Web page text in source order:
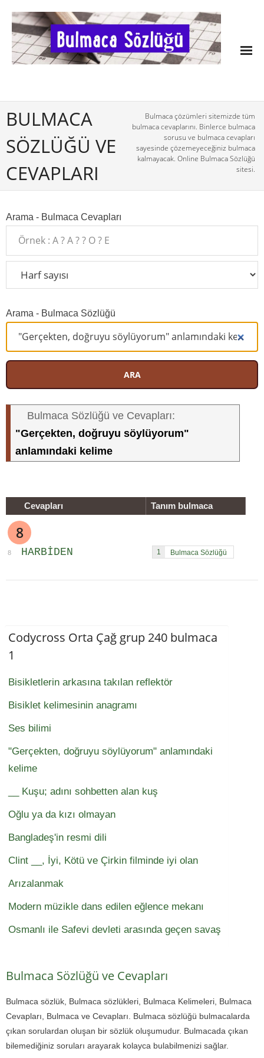
BULMACA
SÖZLÜĞÜ VE
CEVAPLARI
Bulmaca çözümleri sitemizde tüm
bulmaca cevaplarını. Binlerce bulmaca
sorusu ve bulmaca cevapları
sayesinde çözemeyeceğiniz bulmaca
kalmayacak. Online Bulmaca Sözlüğü
sitesi.
Arama - Bulmaca Cevapları
Arama - Bulmaca Sözlüğü
ARA
Bulmaca Sözlüğü ve Cevapları:
"Gerçekten, doğruyu söylüyorum"
anlamındaki kelime
Cevapları Tanım bulmaca
8
8 HARBIDEN 1
Codycross Orta Çağ grup 240 bulmaca
1
Bisikletlerin arkasına takılan reflektör
Bisiklet kelimesinin anagramı
Ses bilimi
"Gerçekten, doğruyu söylüyorum" anlamındaki
kelime
__ Kuşu; adını sohbetten alan kuş
Oğlu ya da kızı olmayan
Bangladeş'in resmi dili
Clint __, İyi, Kötü ve Çirkin filminde iyi olan
Arızalanmak
Modern müzikle dans edilen eğlence mekanı
Osmanlı ile Safevi devleti arasında geçen savaş
Bulmaca Sözlüğü ve Cevapları
Bulmaca sözlük, Bulmaca sözlükleri, Bulmaca Kelimeleri, Bulmaca
Cevapları, Bulmaca ve Cevapları. Bulmaca sözlüğü bulmacalarda
çıkan sorulardan oluşan bir sözlük oluşumudur. Bulmacada çıkan
bilemediğiniz soruları arayarak kolayca bulabilmenizi sağlar.